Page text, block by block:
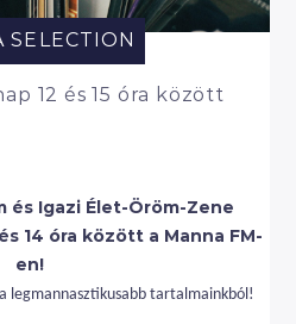
SELECTION
12 és 15 óra között
és Igazi Élet-Öröm-Zene
14 óra között a Manna FM-
en!
legmannasztikusabb tartalmainkból!